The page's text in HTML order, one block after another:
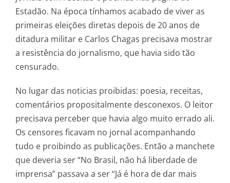
Estadão. Na época tínhamos acabado de viver as
primeiras eleições diretas depois de 20 anos de
ditadura militar e Carlos Chagas precisava mostrar
a resistência do jornalismo, que havia sido tão
censurado.
No lugar das noticias proibidas: poesia, receitas,
comentários propositalmente desconexos. O leitor
precisava perceber que havia algo muito errado ali.
Os censores ficavam no jornal acompanhando
tudo e proibindo as publicações. Então a manchete
que deveria ser “No Brasil, não há liberdade de
imprensa” passava a ser “Já é hora de dar mais